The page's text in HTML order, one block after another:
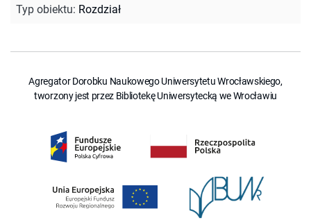
Typ obiektu: Rozdział
Agregator Dorobku Naukowego Uniwersytetu Wrocławskiego,
tworzony jest przez Bibliotekę Uniwersytecką we Wrocławiu